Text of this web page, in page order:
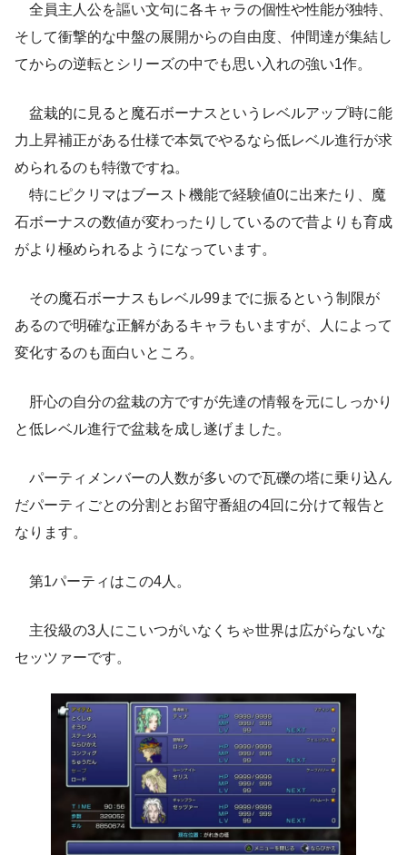
全員主人公を謳い文句に各キャラの個性や性能が独特、
そして衝撃的な中盤の展開からの自由度、仲間達が集結し
てからの逆転とシリーズの中でも思い入れの強い1作。
盆栽的に見ると魔石ボーナスというレベルアップ時に能
力上昇補正がある仕様で本気でやるなら低レベル進行が求
められるのも特徴ですね。
特にピクリマはブースト機能で経験値0に出来たり、魔
石ボーナスの数値が変わったりしているので昔よりも育成
がより極められるようになっています。
その魔石ボーナスもレベル99までに振るという制限が
あるので明確な正解があるキャラもいますが、人によって
変化するのも面白いところ。
肝心の自分の盆栽の方ですが先達の情報を元にしっかり
と低レベル進行で盆栽を成し遂げました。
パーティメンバーの人数が多いので瓦礫の塔に乗り込ん
だパーティごとの分割とお留守番組の4回に分けて報告と
なります。
第1パーティはこの4人。
主役級の3人にこいつがいなくちゃ世界は広がらないな
セッツァーです。